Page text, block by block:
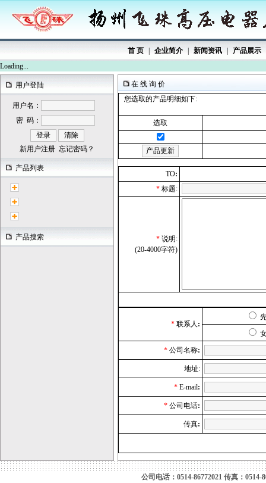
首 页 企业简介 新闻资讯 产品展示
Loading...
用户登陆
用户名：
密 码：
新用户注册 忘记密码？
产品列表
产品搜索
在 线 询 价
您选取的产品明细如下:
选取
TO:
* 标题:
* 说明:
(20-4000字符)
* 联系人 :
* 公司名称:
地址:
* E-mail:
* 公司电话:
传真:
公司电话：0514-86772021 传真：0514-